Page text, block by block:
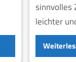
sinnvolles
leichter